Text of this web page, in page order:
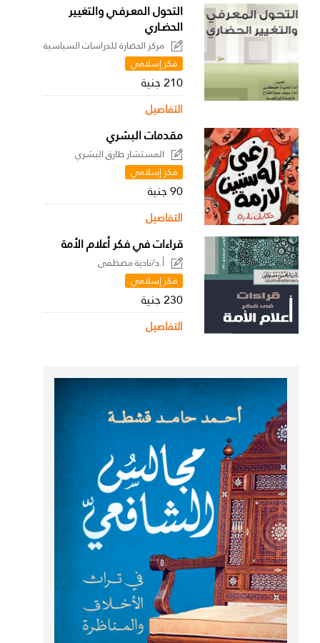
التحول المعـرفـي والتغيير
الحضـاري
مركز الحضارة للدراسات السياسية
فكر إسلامي
210 جنية
التفاصيل
مقدمات البشري
المستشار طارق البشري
فكر إسلامي
90 جنية
التفاصيل
قراءات في فكر أعلام الأمة
أ.د/نادية مصطفى
فكر إسلامي
230 جنية
التفاصيل